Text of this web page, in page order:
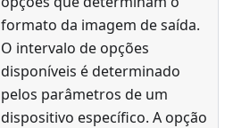
formato da imagem de saída.
O intervalo de opções
disponíveis é determinado
pelos parâmetros de um
dispositivo específico. A opção